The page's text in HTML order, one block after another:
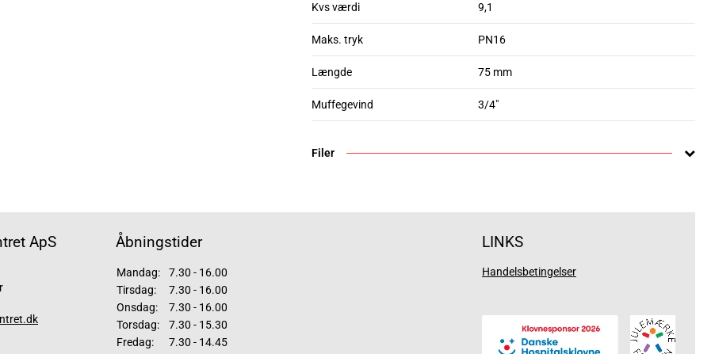
Kvs værdi 9,1
Maks. tryk PN16
Længde 75 mm
Muffegevind 3/4"
Filer
ApS Åbningstider
Mandag:
7.30 - 16.00
Tirsdag:
7.30 - 16.00
Onsdag:
7.30 - 16.00
Torsdag:
7.30 - 15.30
Fredag:
7.30 - 14.45
LINKS
Handelsbetingelser